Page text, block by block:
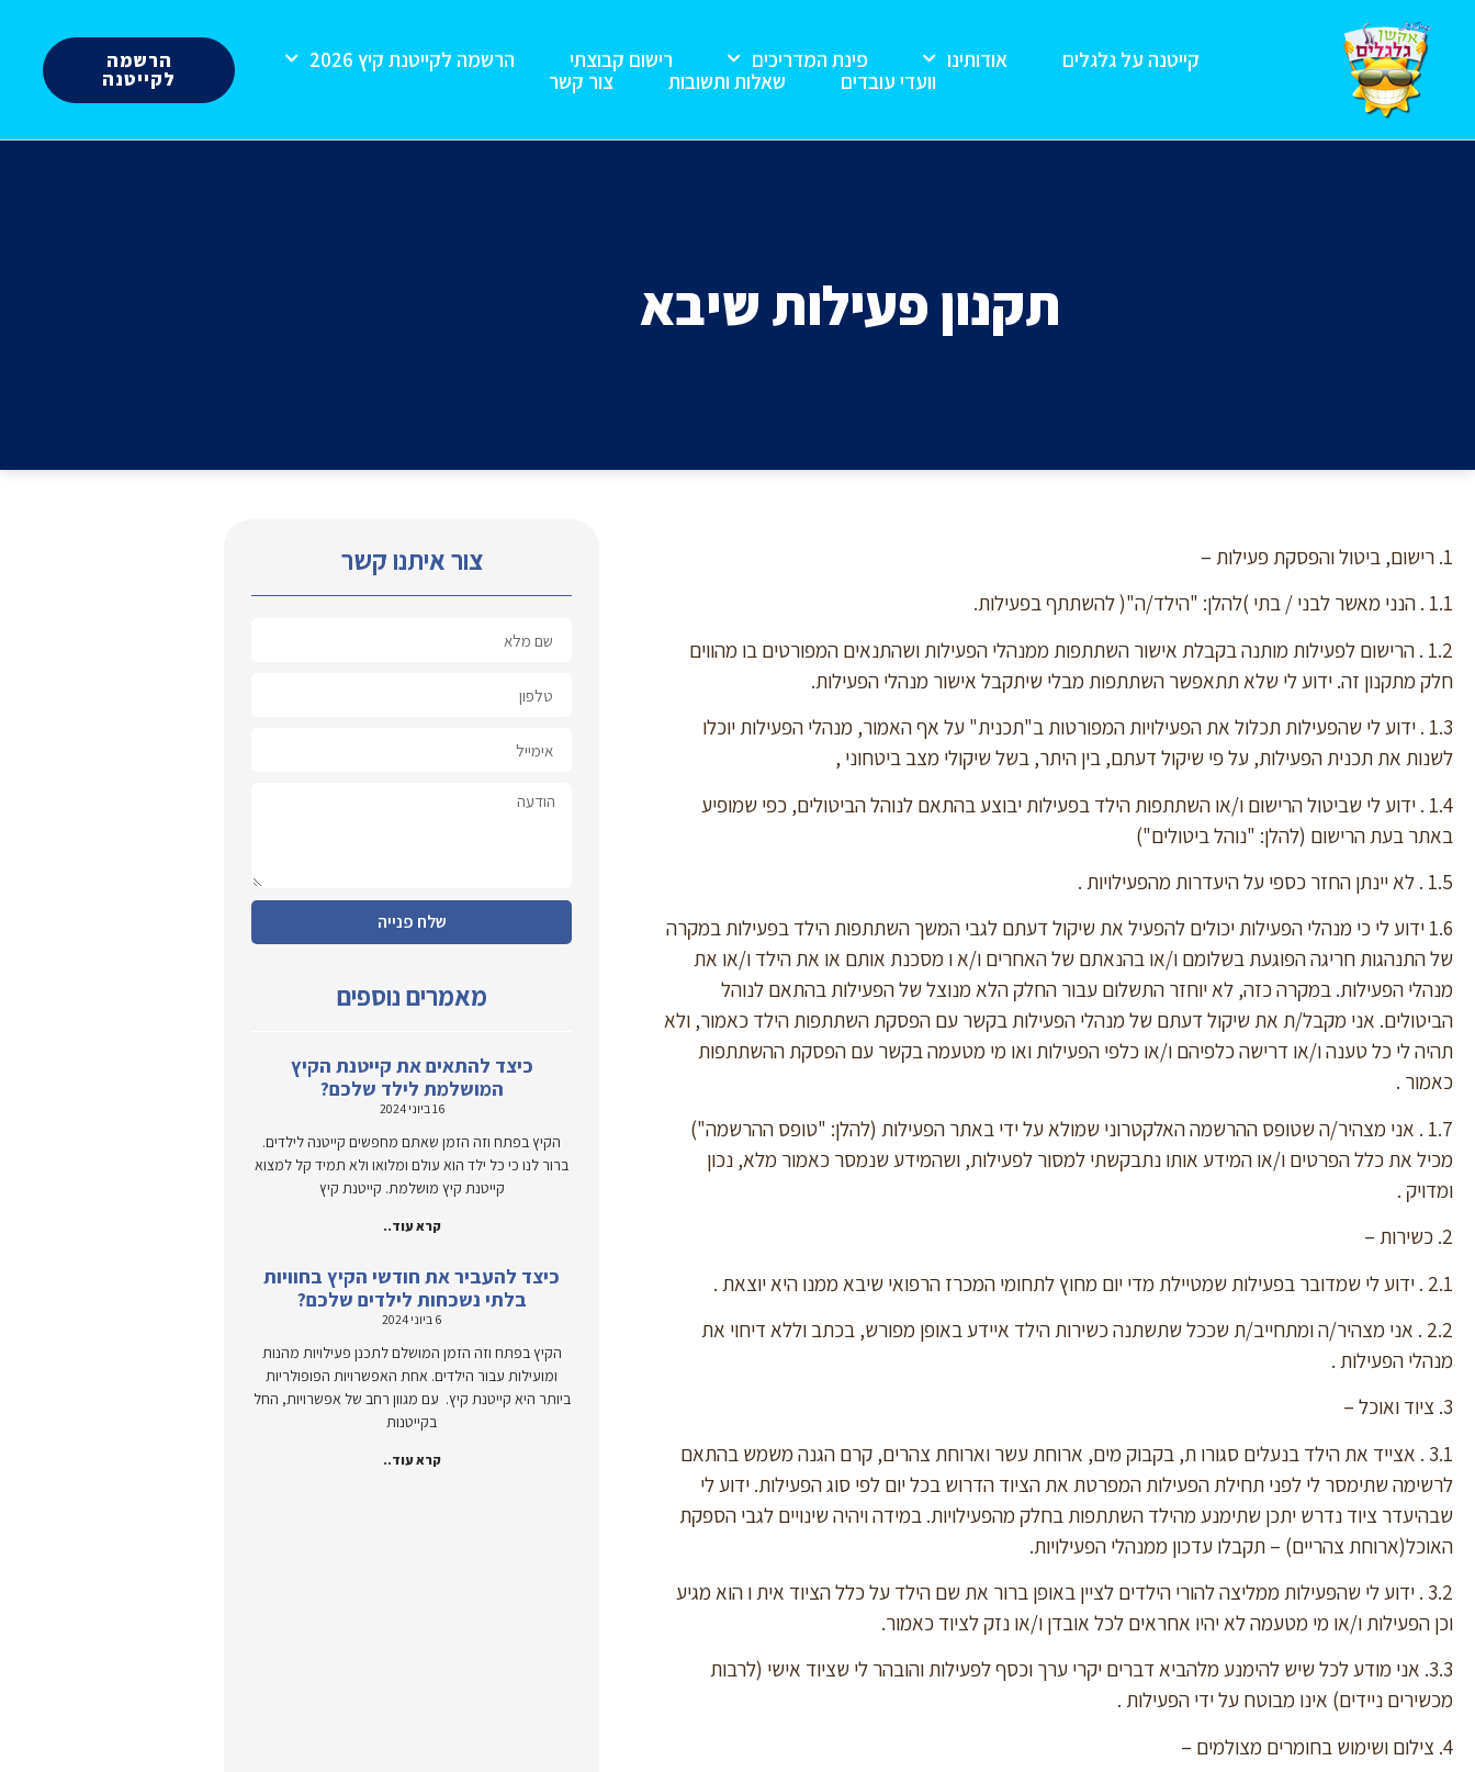
קייטנה על גלגלים אודותינו פינת המדריכים רישום קבוצתי
הרשמה לקייטנת קיץ 2026
וועדי עובדים
שאלות ותשובות צור קשר
הרשמה
לקייטנה
תקנון פעילות שיבא
1. רישום, ביטול והפסקת פעילות –
1.1 . הנני מאשר לבני / בתי )להלן: "הילד/ה"( להשתתף בפעילות.
1.2 . הרישום לפעילות מותנה בקבלת אישור השתתפות ממנהלי הפעילות ושהתנאים המפורטים בו מהווים
חלק מתקנון זה. ידוע לי שלא תתאפשר השתתפות מבלי שיתקבל אישור מנהלי הפעילות.
1.3 . ידוע לי שהפעילות תכלול את הפעילויות המפורטות ב"תכנית" על אף האמור, מנהלי הפעילות יוכלו
לשנות את תכנית הפעילות, על פי שיקול דעתם, בין היתר, בשל שיקולי מצב ביטחוני ,
1.4 . ידוע לי שביטול הרישום ו/או השתתפות הילד בפעילות יבוצע בהתאם לנוהל הביטולים, כפי שמופיע
באתר בעת הרישום (להלן: "נוהל ביטולים")
1.5 . לא יינתן החזר כספי על היעדרות מהפעילויות .
1.6 ידוע לי כי מנהלי הפעילות יכולים להפעיל את שיקול דעתם לגבי המשך השתתפות הילד בפעילות במקרה
של התנהגות חריגה הפוגעת בשלומם ו/או בהנאתם של האחרים ו/א ו מסכנת אותם או את הילד ו/או את
מנהלי הפעילות. במקרה כזה, לא יוחזר התשלום עבור החלק הלא מנוצל של הפעילות בהתאם לנוהל
הביטולים. אני מקבל/ת את שיקול דעתם של מנהלי הפעילות בקשר עם הפסקת השתתפות הילד כאמור, ולא
תהיה לי כל טענה ו/או דרישה כלפיהם ו/או כלפי הפעילות ואו מי מטעמה בקשר עם הפסקת ההשתתפות
כאמור .
1.7 . אני מצהיר/ה שטופס ההרשמה האלקטרוני שמולא על ידי באתר הפעילות (להלן: "טופס ההרשמה")
מכיל את כלל הפרטים ו/או המידע אותו נתבקשתי למסור לפעילות, ושהמידע שנמסר כאמור מלא, נכון
ומדויק .
2. כשירות –
2.1 . ידוע לי שמדובר בפעילות שמטיילת מדי יום מחוץ לתחומי המכרז הרפואי שיבא ממנו היא יוצאת .
2.2 . אני מצהיר/ה ומתחייב/ת שככל שתשתנה כשירות הילד איידע באופן מפורש, בכתב וללא דיחוי את
מנהלי הפעילות .
3. ציוד ואוכל –
3.1 . אצייד את הילד בנעלים סגורו ת, בקבוק מים, ארוחת עשר וארוחת צהרים, קרם הגנה משמש בהתאם
לרשימה שתימסר לי לפני תחילת הפעילות המפרטת את הציוד הדרוש בכל יום לפי סוג הפעילות. ידוע לי
שבהיעדר ציוד נדרש יתכן שתימנע מהילד השתתפות בחלק מהפעילויות. במידה ויהיה שינויים לגבי הספקת
האוכל(ארוחת צהריים) – תקבלו עדכון ממנהלי הפעילויות.
3.2 . ידוע לי שהפעילות ממליצה להורי הילדים לציין באופן ברור את שם הילד על כלל הציוד אית ו הוא מגיע
וכן הפעילות ו/או מי מטעמה לא יהיו אחראים לכל אובדן ו/או נזק לציוד כאמור.
3.3. אני מודע לכל שיש להימנע מלהביא דברים יקרי ערך וכסף לפעילות והובהר לי שציוד אישי (לרבות
מכשירים ניידים) אינו מבוטח על ידי הפעילות .
4. צילום ושימוש בחומרים מצולמים –
צור איתנו קשר
שלח פנייה
מאמרים נוספים
כיצד להתאים את קייטנת הקיץ
המושלמת לילד שלכם?
16 ביוני 2024
הקיץ בפתח וזה הזמן שאתם מחפשים קייטנה לילדים.
ברור לנו כי כל ילד הוא עולם ומלואו ולא תמיד קל למצוא
קייטנת קיץ מושלמת. קייטנת קיץ
קרא עוד..
כיצד להעביר את חודשי הקיץ בחוויות
בלתי נשכחות לילדים שלכם?
6 ביוני 2024
הקיץ בפתח וזה הזמן המושלם לתכנן פעילויות מהנות
ומועילות עבור הילדים. אחת האפשרויות הפופולריות
ביותר היא קייטנת קיץ. עם מגוון רחב של אפשרויות, החל
בקייטנות
קרא עוד..